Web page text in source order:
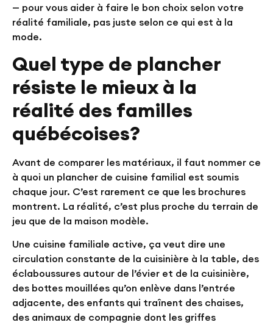
— pour vous aider à faire le bon choix selon votre
réalité familiale, pas juste selon ce qui est à la
mode.
Quel type de plancher
résiste le mieux à la
réalité des familles
québécoises?
Avant de comparer les matériaux, il faut nommer ce
à quoi un plancher de cuisine familial est soumis
chaque jour. C’est rarement ce que les brochures
montrent. La réalité, c’est plus proche du terrain de
jeu que de la maison modèle.
Une cuisine familiale active, ça veut dire une
circulation constante de la cuisinière à la table, des
éclaboussures autour de l’évier et de la cuisinière,
des bottes mouillées qu’on enlève dans l’entrée
adjacente, des enfants qui traînent des chaises,
des animaux de compagnie dont les griffes